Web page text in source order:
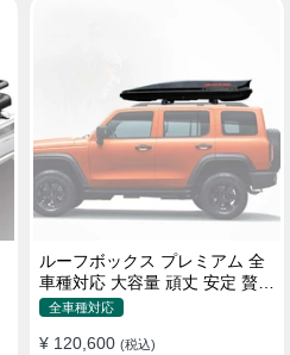
ルーフボックス プレミアム 全
車種対応 大容量 頑丈 安定 贅沢
使い心地 おしゃれ 多色 車用ラ
全車種対応
¥ 120,600 (税込)